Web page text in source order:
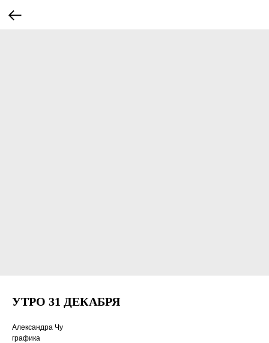
УТРО 31 ДЕКАБРЯ
Александра Чу
графика